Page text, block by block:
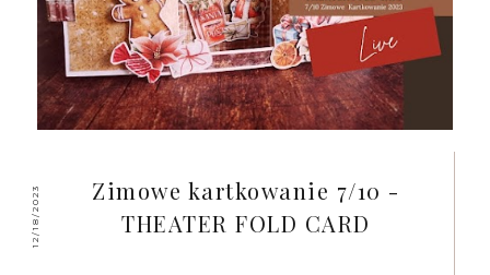
12/18/2023
Zimowe kartkowanie 7/10 -
THEATER FOLD CARD